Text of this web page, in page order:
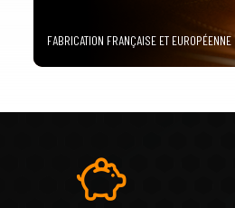
FABRICATION FRANÇAISE ET EUROPÉENNE